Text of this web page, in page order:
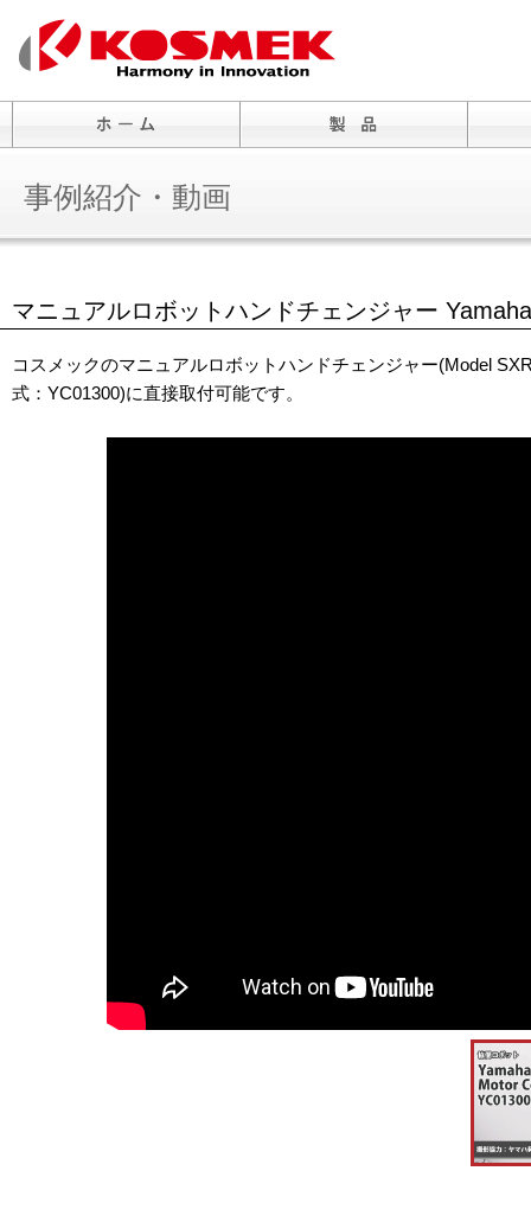
事例紹介・動画
マニュアルロボットハンドチェンジャー
コスメックのマニュアルロボットハンドチェンジャー(Model
式：YC01300)に直接取付可能です。